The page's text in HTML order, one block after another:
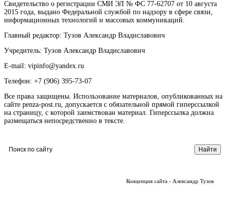
Свидетельство о регистрации СМИ ЭЛ № ФС 77-62707 от 10 августа
2015 года, выдано Федеральной службой по надзору в сфере связи,
информационных технологий и массовых коммуникаций.
Главный редактор: Тузов Александр Владиславович
Учредитель: Тузов Александр Владиславович
E-mail: vipinfo@yandex.ru
Телефон: +7 (906) 395-73-07
Все права защищены. Использование материалов, опубликованных на
сайте penza-post.ru, допускается с обязательной прямой гиперссылкой
на страницу, с которой заимствован материал. Гиперссылка должна
размещаться непосредственно в тексте.
Концепция сайта - Александр Тузов